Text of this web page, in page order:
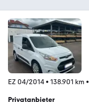
EZ 04/2014• 138.901 km •
Privatanbieter